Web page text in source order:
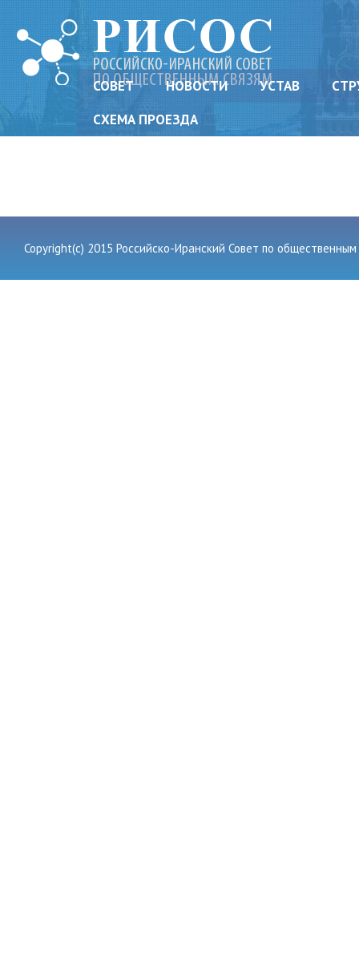
СОВЕТ НОВОСТИ УСТАВ
СХЕМА ПРОЕЗДА
Copyright(c) 2015 Российско-Иранский Совет по общественным